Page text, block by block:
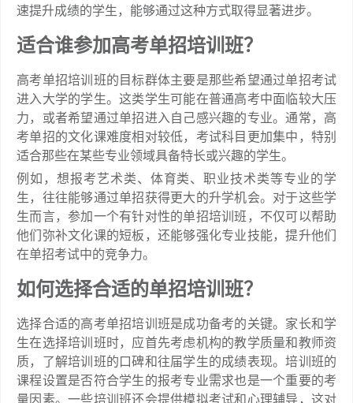
速提升成绩的学生，能够通过这种方式取得显著进步。
适合谁参加高考单招培训班？
高考单招培训班的目标群体主要是那些希望通过单招考试
进入大学的学生。这类学生可能在普通高考中面临较大压
力，或者希望通过单招进入自己感兴趣的专业。通常，高
考单招的文化课难度相对较低，考试科目更加集中，特别
适合那些在某些专业领域具备特长或兴趣的学生。
例如，想报考艺术类、体育类、职业技术类等专业的学
生，往往能够通过单招获得更大的升学机会。对于这些学
生而言，参加一个有针对性的单招培训班，不仅可以帮助
他们弥补文化课的短板，还能够强化专业技能，提升他们
在单招考试中的竞争力。
如何选择合适的单招培训班？
选择合适的高考单招培训班是成功备考的关键。家长和学
生在选择培训班时，应首先考虑机构的教学质量和教师资
质，了解培训班的口碑和往届学生的成绩表现。培训班的
课程设置是否符合学生的报考专业需求也是一个重要的考
量因素。一些培训班还会提供模拟考试和心理辅导，这对